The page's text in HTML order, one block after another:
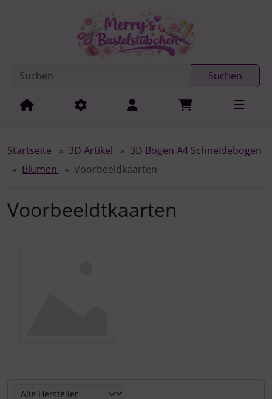
Springe zur Navigation
Suchen
Startseite 3D Artikel
3D Bogen A4 Schneidebogen
Blumen
Voorbeeldkaarten
Voorbeeldtkaarten